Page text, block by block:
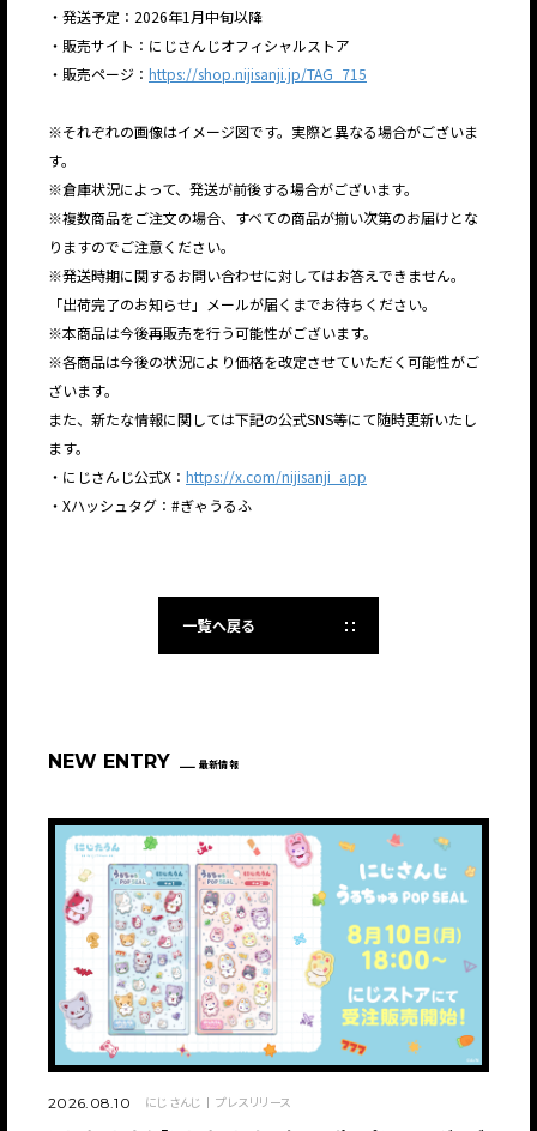
・発送予定：2026年1月中旬以降
・販売サイト：にじさんじオフィシャルストア
・販売ページ： https://shop.nijisanji.jp/TAG_715
※それぞれの画像はイメージ図です。実際と異なる場合がございま
す。
※倉庫状況によって、発送が前後する場合がございます。
※複数商品をご注文の場合、すべての商品が揃い次第のお届けとな
りますのでご注意ください。
※発送時期に関するお問い合わせに対してはお答えできません。
「出荷完了のお知らせ」メールが届くまでお待ちください。
※本商品は今後再販売を行う可能性がございます。
※各商品は今後の状況により価格を改定させていただく可能性がご
ざいます。
また、新たな情報に関しては下記の公式SNS等にて随時更新いたし
ます。
・にじさんじ公式X： https://x.com/nijisanji_app
・Xハッシュタグ：#ぎゃうるふ
一覧へ戻る
NEW ENTRY 最新情報
2026.08.10 にじさんじ プレスリリース